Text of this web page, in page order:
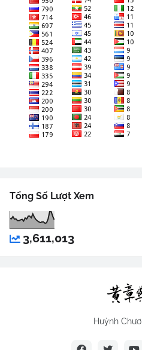
Tổng Số Lượt Xem
3,611,013
Huỳnh